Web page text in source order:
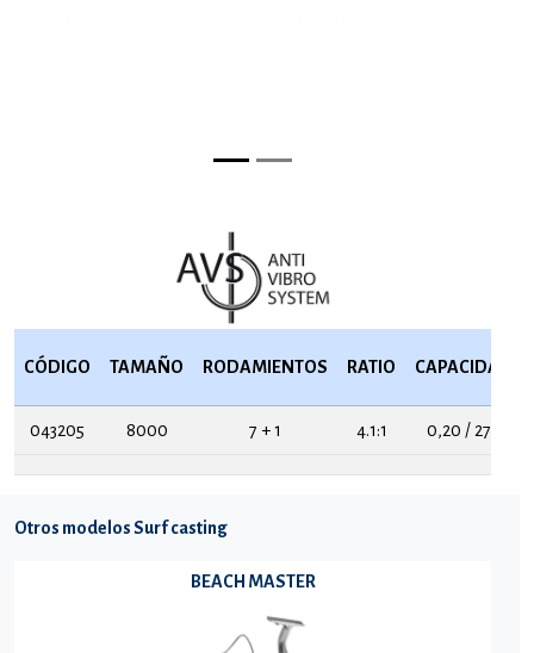
CÓDIGO TAMAÑO RODAMIENTOS RATIO CAPACIDAD
043205 8000 7 + 1 4.1:1 0,20 / 270
Otros modelos Surf casting
BEACH MASTER